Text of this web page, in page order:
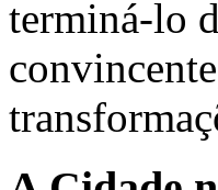
terminá-lo